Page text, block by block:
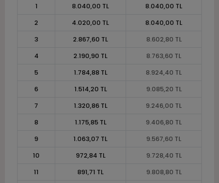
1
8.040,00 TL
8.040,00 TL
2
4.020,00 TL
8.040,00 TL
3
2.867,60 TL
8.602,80 TL
4
2.190,90 TL
8.763,60 TL
5
1.784,88 TL
8.924,40 TL
6
1.514,20 TL
9.085,20 TL
7
1.320,86 TL
9.246,00 TL
8
1.175,85 TL
9.406,80 TL
9
1.063,07 TL
9.567,60 TL
10
972,84 TL
9.728,40 TL
11
891,71 TL
9.808,80 TL